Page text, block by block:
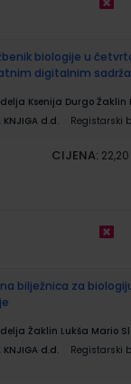
biologije u
digitalnim
Ksenija Durgo
KNJIGA d.d. Registarski
CIJENA:
bilježnica za
Žaklin Lukša Mario
KNJIGA d.d.
Registarski